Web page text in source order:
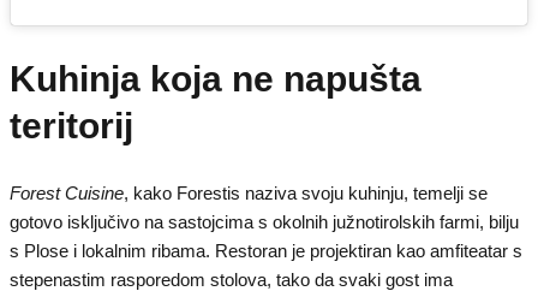
Kuhinja koja ne napušta
teritorij
Forest Cuisine, kako Forestis naziva svoju kuhinju, temelji se
gotovo isključivo na sastojcima s okolnih južnotirolskih farmi, bilju
s Plose i lokalnim ribama. Restoran je projektiran kao amfiteatar s
stepenastim rasporedom stolova, tako da svaki gost ima